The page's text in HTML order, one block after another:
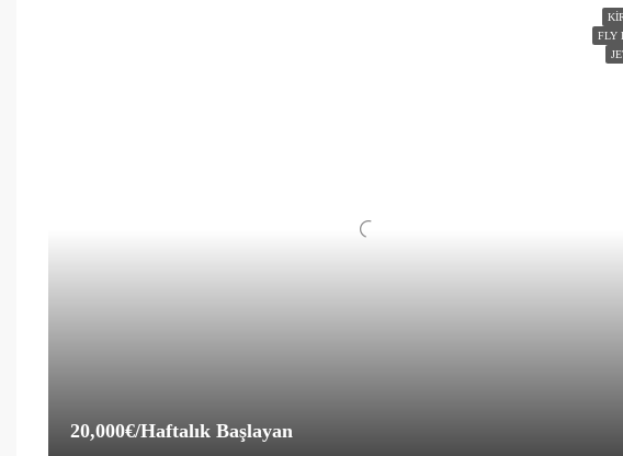
FLY
20,000€/Haftalık Başlayan